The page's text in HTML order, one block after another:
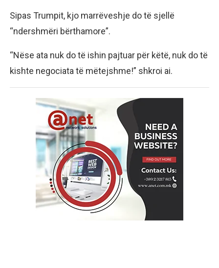
Sipas Trumpit, kjo marrëveshje do të sjellë
“ndershmëri bërthamore”.
“Nëse ata nuk do të ishin pajtuar për këtë, nuk do të
kishte negociata të mëtejshme!” shkroi ai.